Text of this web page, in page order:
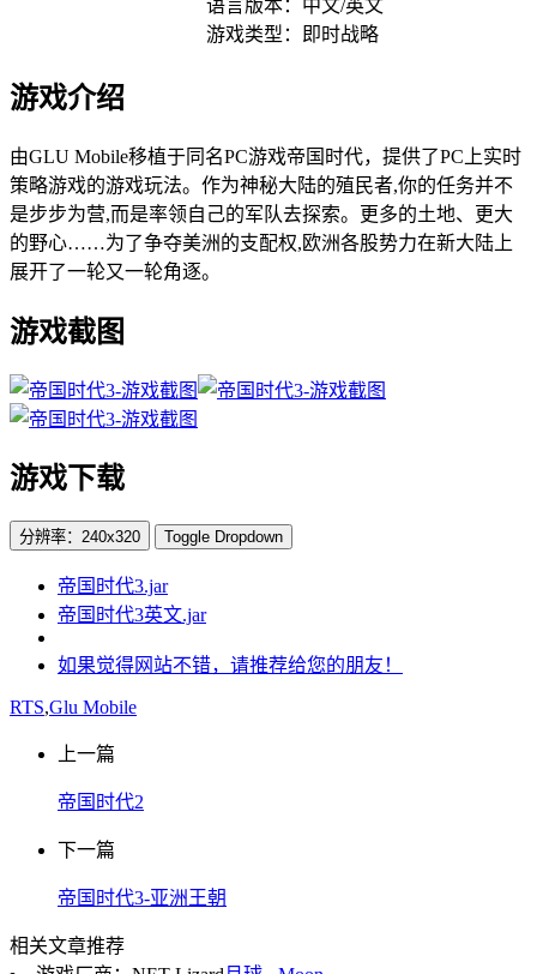
语言版本：中文/英文
游戏类型：即时战略
游戏介绍
由GLU Mobile移植于同名PC游戏帝国时代，提供了PC上实时
策略游戏的游戏玩法。作为神秘大陆的殖民者,你的任务并不
是步步为营,而是率领自己的军队去探索。更多的土地、更大
的野心……为了争夺美洲的支配权,欧洲各股势力在新大陆上
展开了一轮又一轮角逐。
游戏截图
游戏下载
分辨率：240x320 Toggle Dropdown
帝国时代3.jar
帝国时代3英文.jar
如果觉得网站不错，请推荐给您的朋友！
RTS,Glu Mobile
上一篇
帝国时代2
下一篇
帝国时代3-亚洲王朝
相关文章推荐